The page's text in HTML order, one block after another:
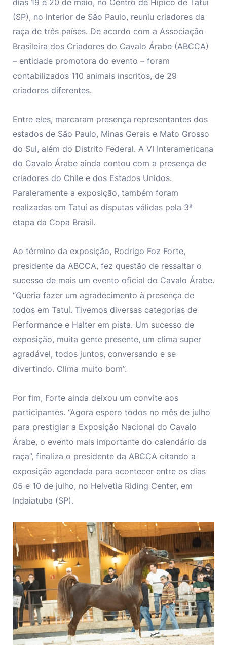
dias 19 e 20 de maio, no Centro de Hípico de Tatuí
(SP), no interior de São Paulo, reuniu criadores da
raça de três países. De acordo com a Associação
Brasileira dos Criadores do Cavalo Árabe (ABCCA)
– entidade promotora do evento – foram
contabilizados 110 animais inscritos, de 29
criadores diferentes.
Entre eles, marcaram presença representantes dos
estados de São Paulo, Minas Gerais e Mato Grosso
do Sul, além do Distrito Federal. A VI Interamericana
do Cavalo Árabe ainda contou com a presença de
criadores do Chile e dos Estados Unidos.
Paraleramente a exposição, também foram
realizadas em Tatuí as disputas válidas pela 3ª
etapa da Copa Brasil.
Ao término da exposição, Rodrigo Foz Forte,
presidente da ABCCA, fez questão de ressaltar o
sucesso de mais um evento oficial do Cavalo Árabe.
“Queria fazer um agradecimento à presença de
todos em Tatuí. Tivemos diversas categorias de
Performance e Halter em pista. Um sucesso de
exposição, muita gente presente, um clima super
agradável, todos juntos, conversando e se
divertindo. Clima muito bom”.
Por fim, Forte ainda deixou um convite aos
participantes. “Agora espero todos no mês de julho
para prestigiar a Exposição Nacional do Cavalo
Árabe, o evento mais importante do calendário da
raça”, finaliza o presidente da ABCCA citando a
exposição agendada para acontecer entre os dias
05 e 10 de julho, no Helvetia Riding Center, em
Indaiatuba (SP).